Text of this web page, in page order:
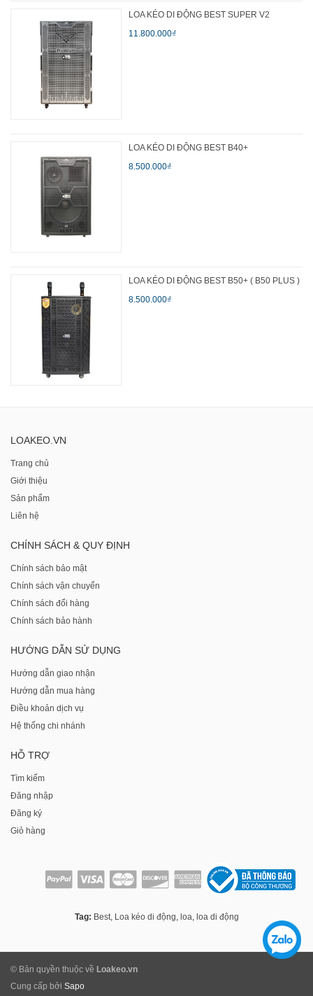
LOA KÉO DI ĐỘNG BEST SUPER V2
11.800.000₫
LOA KÉO DI ĐỘNG BEST B40+
8.500.000₫
LOA KÉO DI ĐỘNG BEST B50+ ( B50 PLUS )
8.500.000₫
LOAKEO.VN
Trang chủ
Giới thiệu
Sản phẩm
Liên hệ
CHÍNH SÁCH & QUY ĐỊNH
Chính sách bảo mật
Chính sách vận chuyển
Chính sách đổi hàng
Chính sách bảo hành
HƯỚNG DẪN SỬ DỤNG
Hướng dẫn giao nhận
Hướng dẫn mua hàng
Điều khoản dịch vụ
Hệ thống chi nhánh
HỖ TRỢ
Tìm kiếm
Đăng nhập
Đăng ký
Giỏ hàng
Tag: Best, Loa kéo di động loa loa di động
© Bản quyền thuộc về Loakeo.vn
Cung cấp bởi Sapo